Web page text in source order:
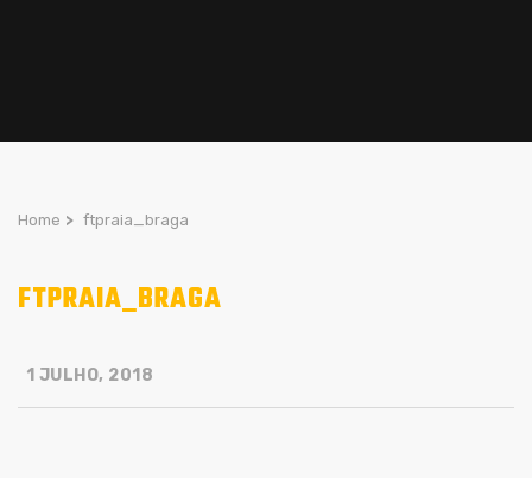
Home > ftpraia_braga
FTPRAIA_BRAGA
1 JULHO, 2018